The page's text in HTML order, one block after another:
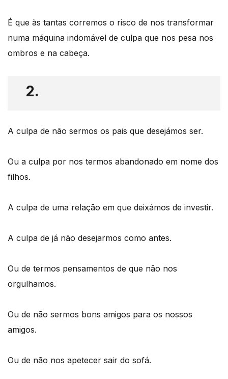
É que às tantas corremos o risco de nos transformar
numa máquina indomável de culpa que nos pesa nos
ombros e na cabeça.
2.
A culpa de não sermos os pais que desejámos ser.
Ou a culpa por nos termos abandonado em nome dos
filhos.
A culpa de uma relação em que deixámos de investir.
A culpa de já não desejarmos como antes.
Ou de termos pensamentos de que não nos
orgulhamos.
Ou de não sermos bons amigos para os nossos
amigos.
Ou de não nos apetecer sair do sofá.